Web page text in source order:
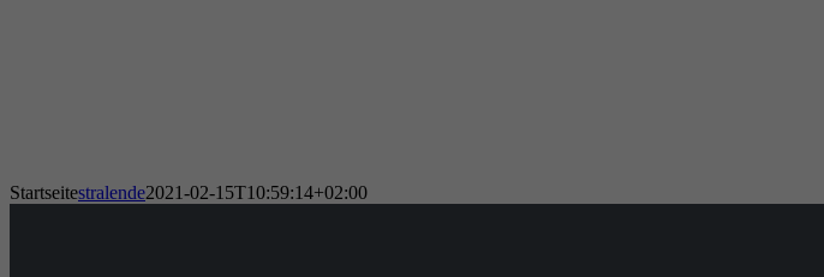
Startseitestralende2021-02-15T10:59:14+02:00